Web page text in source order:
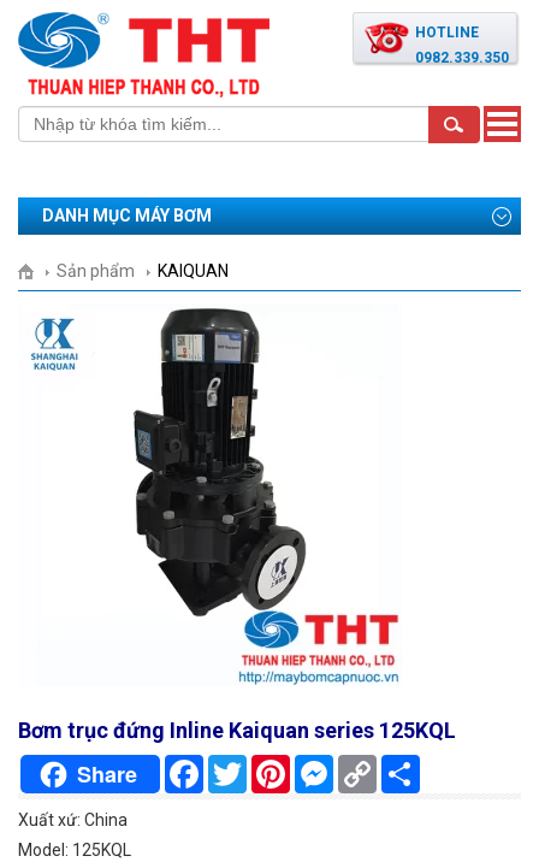
HOTLINE
0982.339.350
Toggle
DANH MỤC MÁY BƠM
Sản phẩm KAIQUAN
Bơm trục đứng Inline Kaiquan series 125KQL
Share FacebookTwitterPinterestMessenger
Copy
Link
Xuất xứ: China
Model: 125KQL